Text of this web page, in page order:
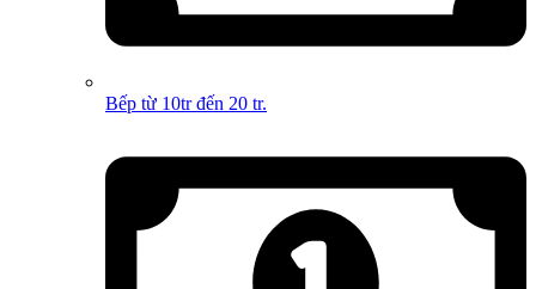
Bếp từ 10tr đến 20 tr.